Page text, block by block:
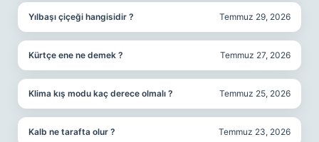
Yılbaşı çiçeği hangisidir ? Temmuz 29, 2026
Kürtçe ene ne demek ? Temmuz 27, 2026
Klima kış modu kaç derece olmalı ? Temmuz 25, 2026
Kalb ne tarafta olur ? Temmuz 23, 2026